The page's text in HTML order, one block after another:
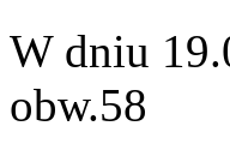
W dniu
obw.58